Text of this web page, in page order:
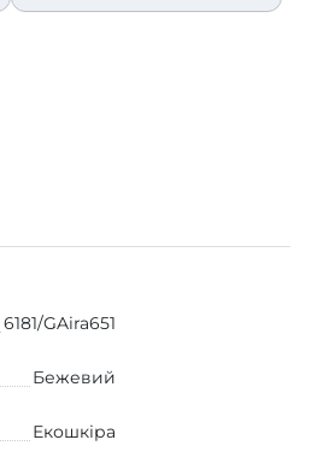
6181/GAira651
Бежевий
Екошкіра